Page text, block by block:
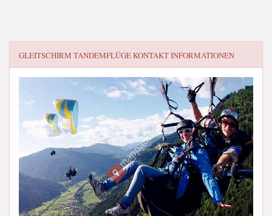
GLEITSCHIRM TANDEMFLÜGEKONTAKT INFORMATIONEN